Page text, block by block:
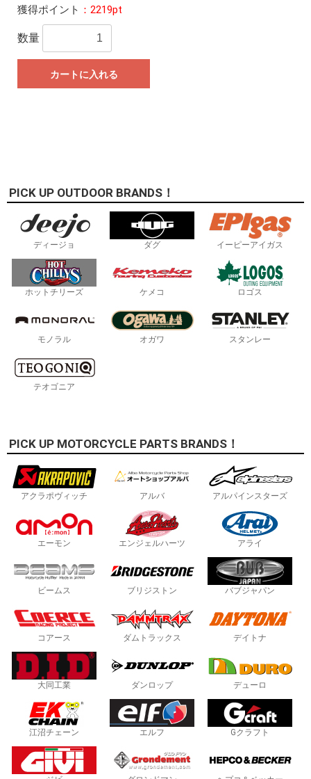
獲得ポイント ：2219pt
数量
カートに入れる
PICK UP OUTDOOR BRANDS！
ディージョ ダグ イーピーアイガス
ホットチリーズ ケメコ ロゴス
モノラル オガワ スタンレー
テオゴニア
PICK UP MOTORCYCLE PARTS BRANDS！
アクラポヴィッチ アルバ アルパインスターズ
エーモン エンジェルハーツ アライ
ビームス ブリジストン バブジャパン
コアース ダムトラックス デイトナ
大同工業 ダンロップ デューロ
江沼チェーン エルフ Gクラフト